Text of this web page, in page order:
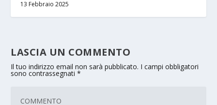
13 Febbraio 2025
LASCIA UN COMMENTO
Il tuo indirizzo email non sarà pubblicato. I campi obbligatori
sono contrassegnati*